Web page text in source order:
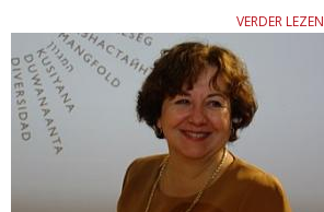
a
g
a
z
VERDER LEZEN